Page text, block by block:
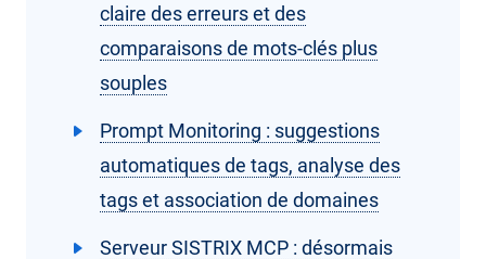
claire des erreurs et des
comparaisons de mots-clés plus
souples
Prompt Monitoring : suggestions
automatiques de tags, analyse des
tags et association de domaines
Serveur SISTRIX MCP : désormais